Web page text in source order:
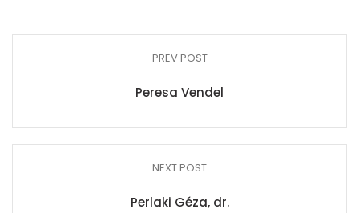
PREV POST
Peresa Vendel
NEXT POST
Perlaki Géza, dr.